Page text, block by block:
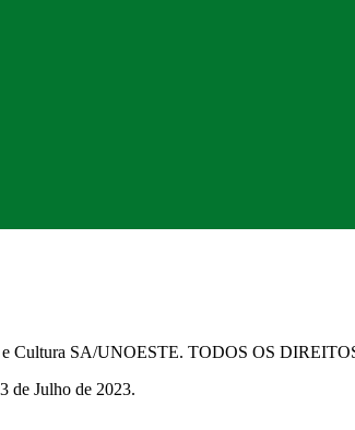
e Cultura SA/UNOESTE. TODOS OS
de Julho de 2023.